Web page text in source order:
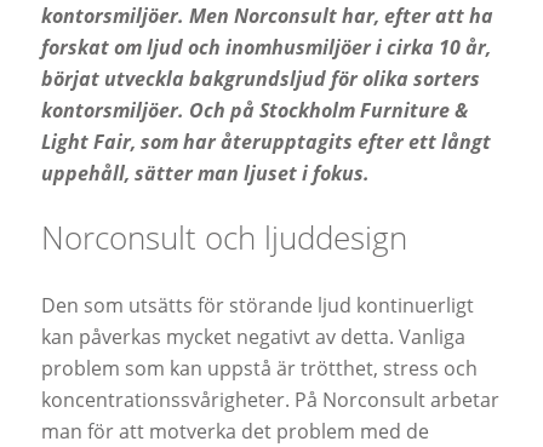
kontorsmiljöer. Men Norconsult har, efter att ha
forskat om ljud och inomhusmiljöer i cirka 10 år,
börjat utveckla bakgrundsljud för olika sorters
kontorsmiljöer. Och på Stockholm Furniture &
Light Fair, som har återupptagits efter ett långt
uppehåll, sätter man ljuset i fokus.
Norconsult och ljuddesign
Den som utsätts för störande ljud kontinuerligt
kan påverkas mycket negativt av detta. Vanliga
problem som kan uppstå är trötthet, stress och
koncentrationssvårigheter. På Norconsult arbetar
man för att motverka det problem med de